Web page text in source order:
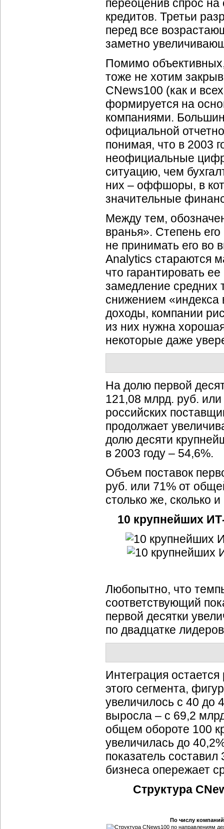
переоценив спрос на
кредитов. Третьи
перед все
заметно
Помимо
тоже не хотим
CNews100 (как и
формируется на
компаниями.
официальной
понимая, что в 2003
неофициальные
ситуацию, чем
них – оффшоры, в
значительные
Между тем,
вранья». Степень
не принимать его во
Analytics стараются
что гарантировать
замедление средних
снижением «индекса
доходы, компании
из них нужна
некоторые даже
На долю первой
121,08 млрд. руб. или
российских
продолжает
долю десяти
в 2003 году – 54,6%.
Объем поставок
руб. или 71% от
столько же, сколько
10 крупнейших
Любопытно, что
соответствующий
первой десятки
по двадцатке
Интеграция
этого сегмента,
увеличилось с 40 до
выросла – с 69,2
общем обороте 100
увеличилась до
показатель составил
бизнеса опережает
Структура
По числу компаний